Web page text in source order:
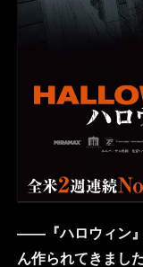
――『ハロウィン』
ん作られてきまし